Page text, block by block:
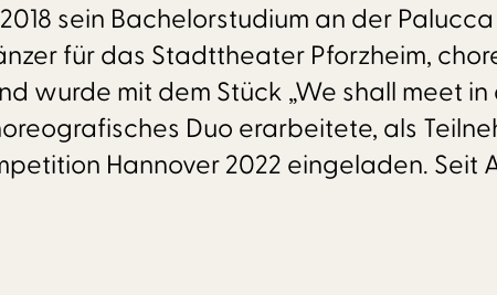
sein Bachelorstudium an der
für das Stadttheater Pforzheim,
wurde mit dem Stück „We shall meet
Duo erarbeitete, als
Hannover 2022 eingeladen. Seit